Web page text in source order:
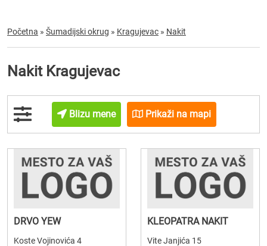
Početna » Šumadijski okrug » Kragujevac » Nakit
Nakit Kragujevac
Blizu mene Prikaži na mapi
DRVO YEW
Koste Vojinovića 4
KLEOPATRA NAKIT
Vite Janjića 15